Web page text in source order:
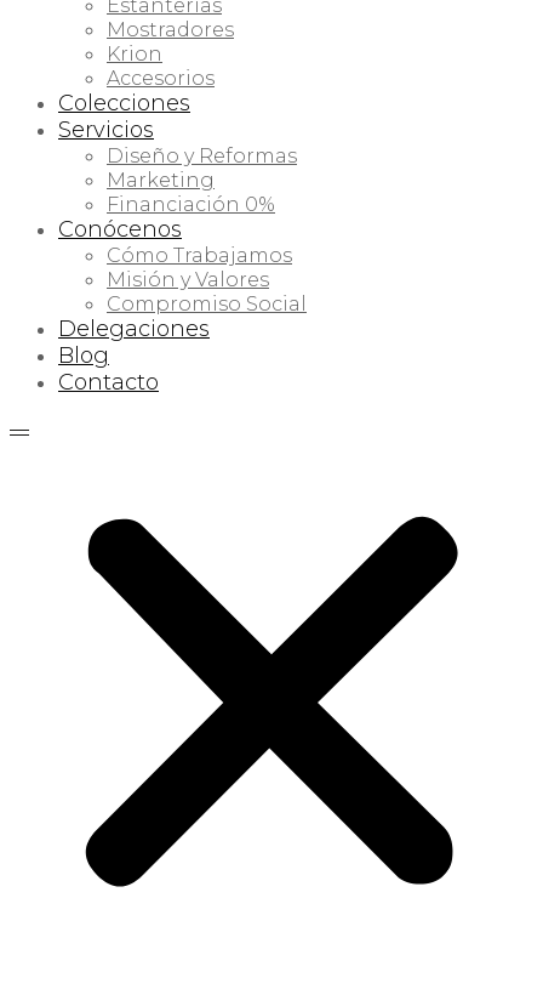
Estanterías
Mostradores
Krion
Accesorios
Colecciones
Servicios
Diseño y Reformas
Marketing
Financiación 0%
Conócenos
Cómo Trabajamos
Misión y Valores
Compromiso Social
Delegaciones
Blog
Contacto